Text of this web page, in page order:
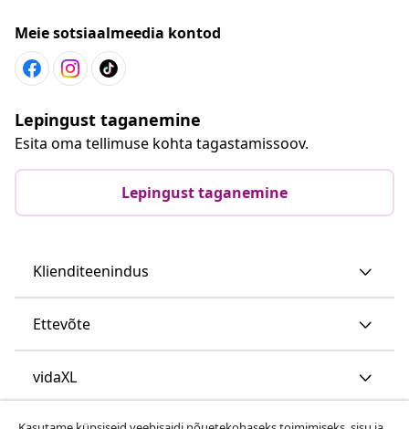
Meie sotsiaalmeedia kontod
Lepingust taganemine
Esita oma tellimuse kohta tagastamissoov.
Lepingust taganemine
Klienditeenindus
Ettevõte
vidaXL